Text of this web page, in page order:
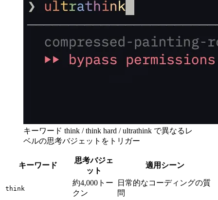
キーワード think / think hard / ultrathink で異なるレ
ベルの思考バジェットをトリガー
キーワード
思考バジェ
ット
適用シーン
think
約4,000トー
クン
日常的なコーディングの質
問